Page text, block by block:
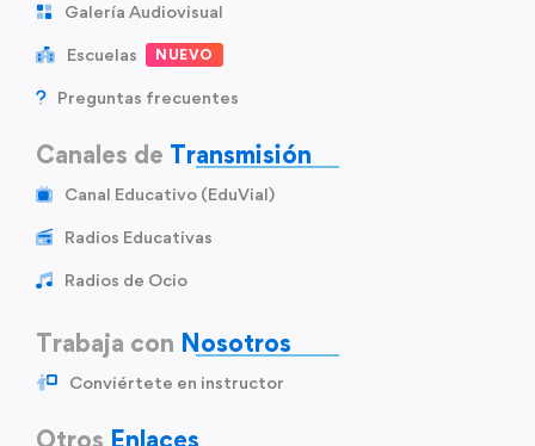
Galería Audiovisual
Escuelas NUEVO
Preguntas frecuentes
Canales de Transmisión
Canal Educativo (EduVial)
Radios Educativas
Radios de Ocio
Trabaja con Nosotros
Conviértete en instructor
Otros Enlaces